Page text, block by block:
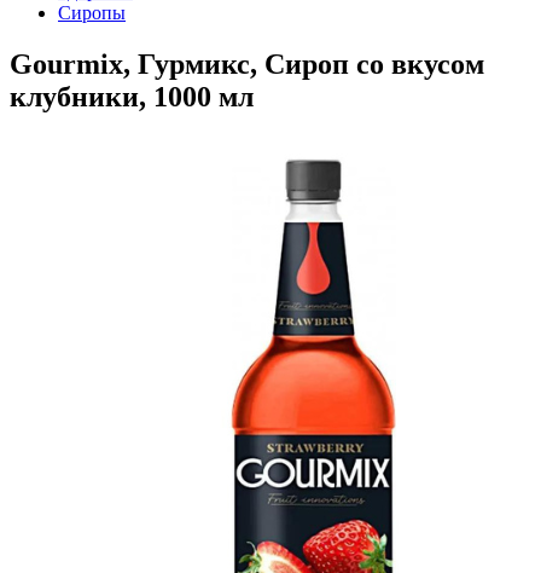
Сиропы
Gourmix, Гурмикс, Сироп со вкусом
клубники, 1000 мл